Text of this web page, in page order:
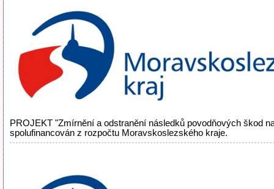
PROJEKT "Zmírnění a odstranění následků povodňových škod
spolufinancován z rozpočtu Moravskoslezského kraje.